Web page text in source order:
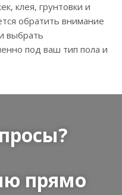
клея, грунтовки и
обратить внимание
выбрать
под ваш тип пола и
прямо